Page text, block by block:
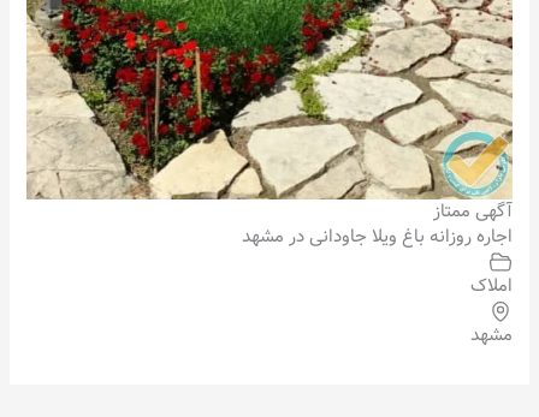
آگهی ممتاز
اجاره روزانه باغ ویلا جاودانی در مشهد
املاک
مشهد